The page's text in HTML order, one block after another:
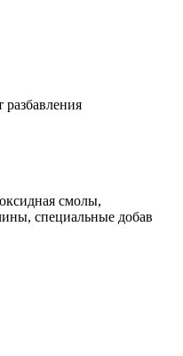
разбавления
смолы,
специальные добав